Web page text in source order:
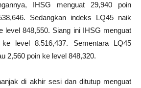
IHSG menguat 29,940 poin
Sedangkan indeks LQ45 naik
level 848,550. Siang ini IHSG menguat
level 8.516,437. Sementara LQ45
2,560 poin ke level 848,320.
di akhir sesi dan ditutup menguat